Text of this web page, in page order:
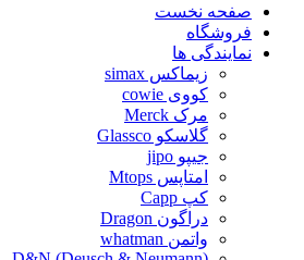
صفحه نخست
فروشگاه
نمایندگی ها
زیماکس simax
کووی cowie
مرک Merck
گلاسکو Glassco
جیپو jipo
امتاپس Mtops
کپ Capp
دراگون Dragon
واتمن whatman